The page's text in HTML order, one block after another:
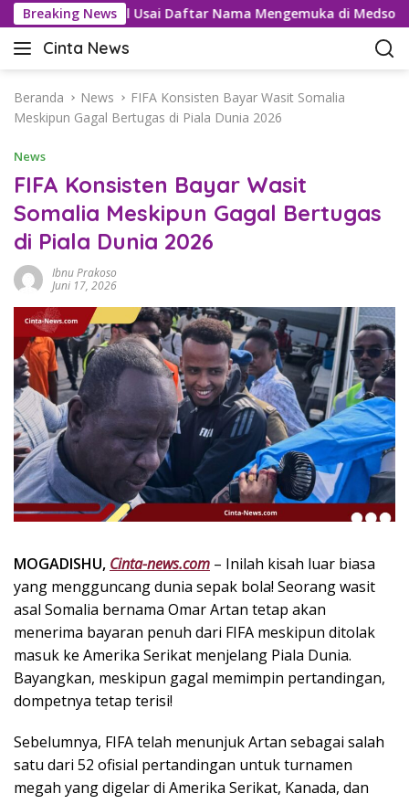
a
Breaking News
Tramadol Usai Daftar Nama Mengemuka di Medsos
Cinta News
C
n
t
N
e
w
s
–
a
a
r
T
e
r
k
i
n
i
,
P
n
h
I
n
s
p
i
a
s
!
Beranda News
FIFA Konsisten Bayar Wasit Somalia
Meskipun Gagal Bertugas di Piala Dunia 2026
News
FIFA Konsisten Bayar Wasit
Somalia Meskipun Gagal Bertugas
di Piala Dunia 2026
Ibnu Prakoso
Juni 17, 2026
MOGADISHU, Cinta-news.com – Inilah kisah luar biasa
yang mengguncang dunia sepak bola! Seorang wasit
asal Somalia bernama Omar Artan tetap akan
menerima bayaran penuh dari FIFA meskipun ditolak
masuk ke Amerika Serikat menjelang Piala Dunia.
Bayangkan, meskipun gagal memimpin pertandingan,
dompetnya tetap terisi!
Sebelumnya, FIFA telah menunjuk Artan sebagai salah
satu dari 52 ofisial pertandingan untuk turnamen
megah yang digelar di Amerika Serikat, Kanada, dan